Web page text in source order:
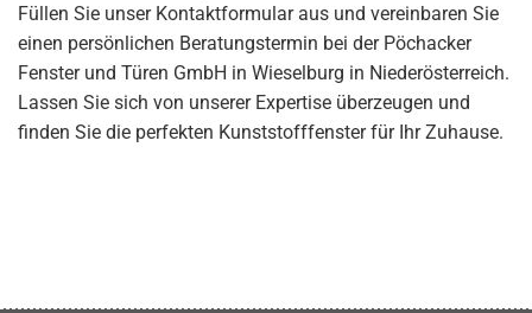
Füllen Sie unser Kontaktformular aus und vereinbaren Sie
einen persönlichen Beratungstermin bei der Pöchacker
Fenster und Türen GmbH in Wieselburg in Niederösterreich.
Lassen Sie sich von unserer Expertise überzeugen und
finden Sie die perfekten Kunststofffenster für Ihr Zuhause.